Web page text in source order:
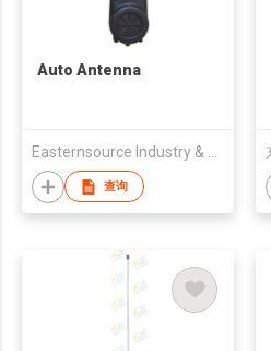
Auto Antenna
查询